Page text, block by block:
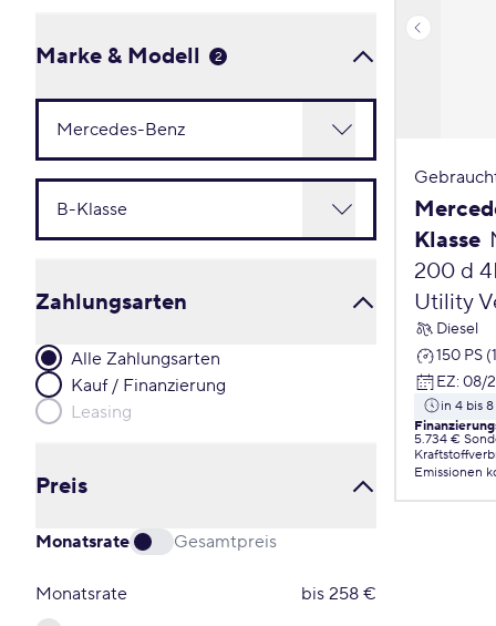
Marke & Modell 2
Zahlungsarten
Alle Zahlungsarten
Kauf / Finanzierung
Leasing
Preis
Monatsrate Gesamtpreis
Monatsrate bis 258 €
Klasse
200 d
Utility
Diesel
150 PS
EZ: 08/
in 4 bis
5.734 €
Emissionen